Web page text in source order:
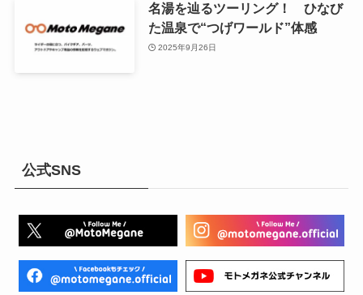
名湯を辿るツーリング！ ひなび
た温泉で“つげワールド”体感
2025年9月26日
公式SNS